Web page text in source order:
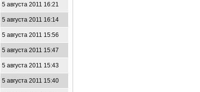
5 августа 2011 16:21
5 августа 2011 16:14
5 августа 2011 15:56
5 августа 2011 15:47
5 августа 2011 15:43
5 августа 2011 15:40